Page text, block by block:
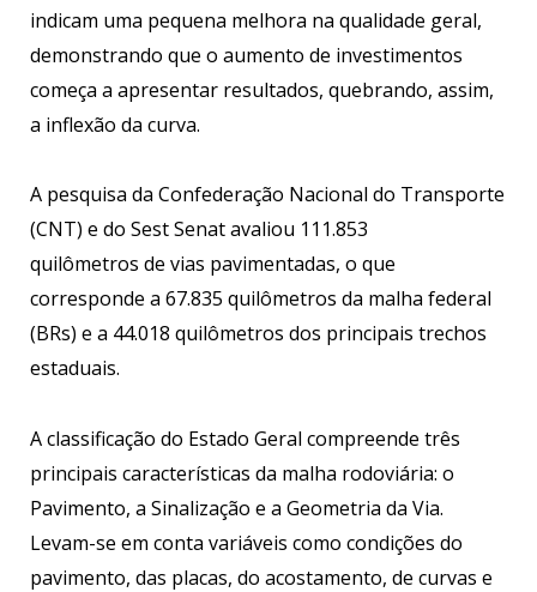
indicam uma pequena melhora na qualidade geral,
demonstrando que o aumento de investimentos
começa a apresentar resultados, quebrando, assim,
a inflexão da curva.
A pesquisa da Confederação Nacional do Transporte
(CNT) e do Sest Senat avaliou 111.853
quilômetros de vias pavimentadas, o que
corresponde a 67.835 quilômetros da malha federal
(BRs) e a 44.018 quilômetros dos principais trechos
estaduais.
A classificação do Estado Geral compreende três
principais características da malha rodoviária: o
Pavimento, a Sinalização e a Geometria da Via.
Levam-se em conta variáveis como condições do
pavimento, das placas, do acostamento, de curvas e